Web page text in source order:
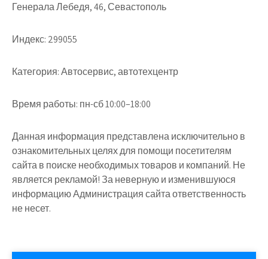
Генерала Лебедя, 46, Севастополь
Индекс: 299055
Категория:Автосервис, автотехцентр
Время работы: пн-сб 10:00–18:00
Данная информация представлена исключительно в
ознакомительных целях для помощи посетителям
сайта в поиске необходимых товаров и компаний. Не
является рекламой! За неверную и изменившуюся
информацию Администрация сайта ответственность
не несет.